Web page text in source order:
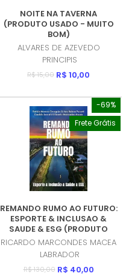
NOITE NA TAVERNA
(PRODUTO USADO - MUITO
BOM)
ALVARES DE AZEVEDO
PRINCIPIS
R$ 15,00 R$ 10,00
-69%
Frete Grátis
REMANDO RUMO AO FUTURO:
ESPORTE & INCLUSAO &
SAUDE & ESG (PRODUTO
NOVO)
RICARDO MARCONDES MACEA
LABRADOR
R$ 130,00 R$ 40,00